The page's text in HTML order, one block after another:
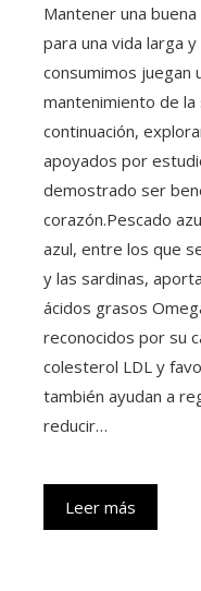
Mantener una
para una vida larga
consumimos juegan
mantenimiento de la
continuación,
apoyados por
demostrado ser
corazón.Pescado
azul, entre los que
y las sardinas,
ácidos grasos
reconocidos por su
colesterol LDL y
también ayudan a
reducir…
Leer más